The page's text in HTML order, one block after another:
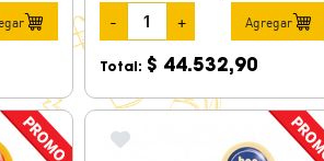
- + Agregar
Total: $ 44.532,90